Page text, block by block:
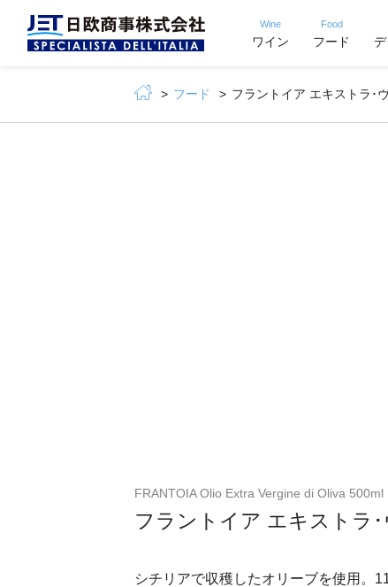
Wine
ワイン
Food
フード
フード フラントイア エキストラ･
FRANTOIA Olio Extra Vergine di Oliva 500ml
フラントイア エキストラ
シチリアで収穫したオリーブを使用。